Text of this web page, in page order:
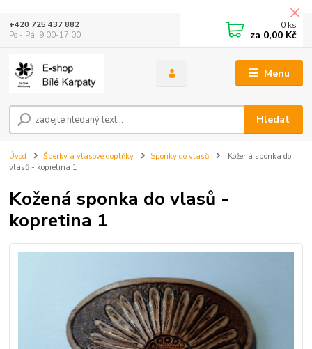
Menu
Hledat
+420 725 437 882
Po - Pá: 9:00-17:00
0 ks
za 0,00 Kč
Úvod Šperky a vlasové doplňky Sponky do vlasů
Kožená sponka do
vlasů - kopretina 1
Kožená sponka do vlasů -
kopretina 1